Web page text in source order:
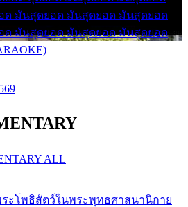
ด มันสุดยอด มันสุดยอด มันสุดยอด
ด มันสุดยอด มันสุดยอด มันสุดยอด
ALL
ระโพธิสัตว์ในพระพุทธศาสนานิกาย